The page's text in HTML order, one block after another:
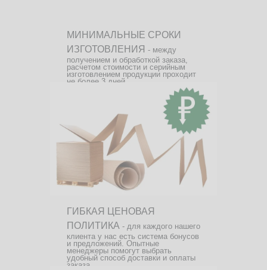
МИНИМАЛЬНЫЕ СРОКИ
ИЗГОТОВЛЕНИЯ - между
получением и обработкой заказа,
расчетом стоимости и серийным
изготовлением продукции проходит
не более 3 дней.
ГИБКАЯ ЦЕНОВАЯ
ПОЛИТИКА - для каждого нашего
клиента у нас есть система бонусов
и предложений. Опытные
менеджеры помогут выбрать
удобный способ доставки и оплаты
заказа.